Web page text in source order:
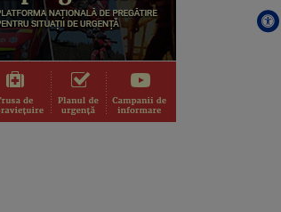
SATUL MEU
Sâmbătă, duminică, ora 7.00, la TVR3
PRIM-PLAN OBIECTIV
Emisiune plină de informații, bună